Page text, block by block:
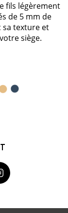
fils légèrement
de 5 mm de
sa texture et
siège.